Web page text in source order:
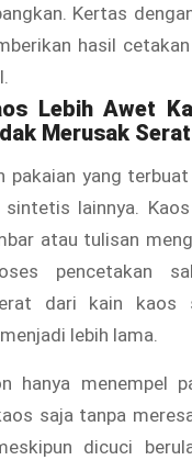
Kertas
hasil
Lebih Awet
Merusak
pakaian yang
sintetis lainnya.
atau tulisan
pencetakan
dari kain kaos
lebih lama.
hanya menempel
saja tanpa
dicuci